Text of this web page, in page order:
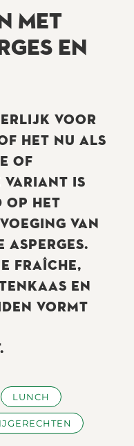
MET
EN
VOOR
HET NU ALS
OF
VARIANT IS
OP HET
VAN
ASPERGES.
FRAÎCHE,
EN
VORMT
LUNCH